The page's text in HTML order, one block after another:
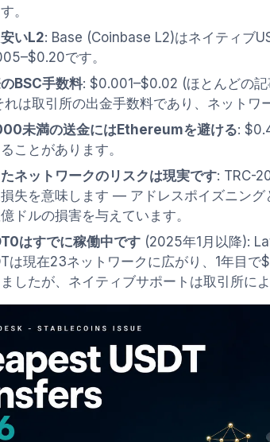
。
いL2: Base (Coinbase L2)はネイティブ
です。
BSC手数料: $0.001–$0.02 (ほとんどの
は取引所の出金手数料であり、ネットワ
未満の送金にはEthereumを避ける:
ことがあります。
ネットワークのリスクは現実です: TRC-
失を意味します — アドレスポイズニン
ドルの損害を与えています。
はすでに稼働中です (2025年1月以降):
は現在23ネットワークに広がり、1年目
したが、ネイティブサポートは取引所によ